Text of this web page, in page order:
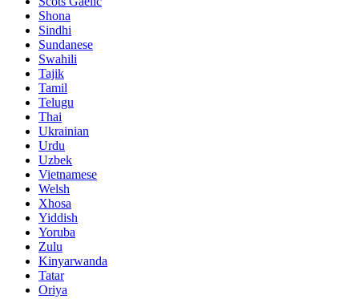
Shona
Sindhi
Sundanese
Swahili
Tajik
Tamil
Telugu
Thai
Ukrainian
Urdu
Uzbek
Vietnamese
Welsh
Xhosa
Yiddish
Yoruba
Zulu
Kinyarwanda
Tatar
Oriya